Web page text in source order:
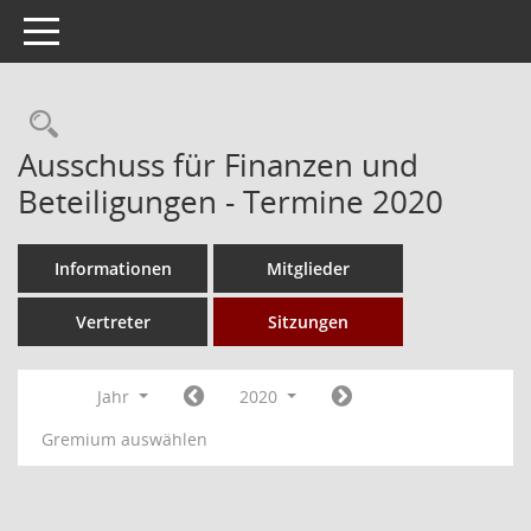
Toggle navigation
Rechercheauswahl
Ausschuss für Finanzen und
Beteiligungen - Termine 2020
Informationen Mitglieder
Vertreter Sitzungen
Jahr
2020
Gremium auswählen